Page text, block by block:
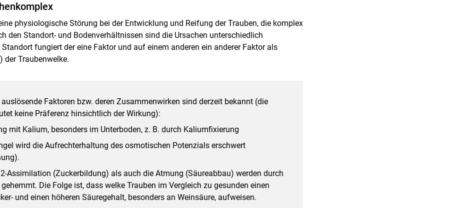
physiologische Störung bei der Entwicklung und Reifung der Trauben, die komplex
den Standort- und Bodenverhältnissen sind die Ursachen unterschiedlich
fungiert der eine Faktor und auf einem anderen ein anderer Faktor als
der Traubenwelke.
Faktoren bzw. deren Zusammenwirken sind derzeit bekannt (die
keine Präferenz hinsichtlich der Wirkung):
mit Kalium, besonders im Unterboden, z. B. durch Kaliumfixierung
wird die Aufrechterhaltung des osmotischen Potenzials erschwert
Assimilation (Zuckerbildung) als auch die Atmung (Säureabbau) werden durch
Die Folge ist, dass welke Trauben im Vergleich zu gesunden einen
und einen höheren Säuregehalt, besonders an Weinsäure, aufweisen.